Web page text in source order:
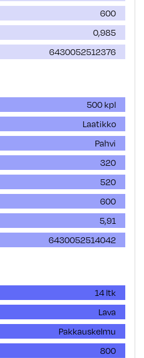
600
0,985
6430052512376
500 kpl
Laatikko
Pahvi
320
520
600
5,91
6430052514042
14 ltk
Lava
Pakkauskelmu
800